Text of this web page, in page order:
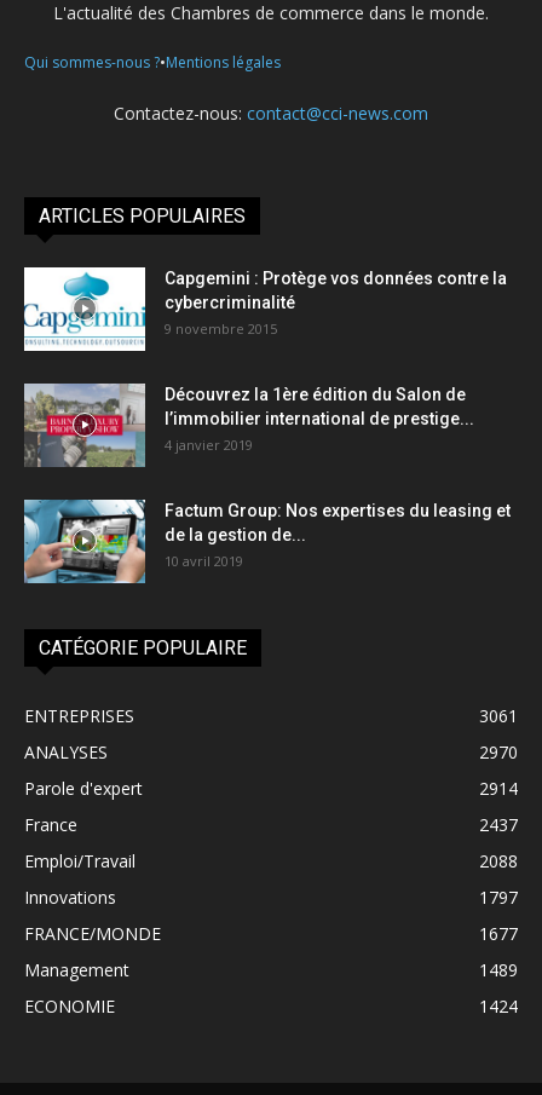
L'actualité des Chambres de commerce dans le monde.
Qui sommes-nous ?•Mentions légales
Contactez-nous: contact@cci-news.com
ARTICLES POPULAIRES
Capgemini : Protège vos données contre la
cybercriminalité
9 novembre 2015
Découvrez la 1ère édition du Salon de
l’immobilier international de prestige...
4 janvier 2019
Factum Group: Nos expertises du leasing et
de la gestion de...
10 avril 2019
CATÉGORIE POPULAIRE
ENTREPRISES
3061
ANALYSES
2970
Parole d'expert
2914
France
2437
Emploi/Travail
2088
Innovations
1797
FRANCE/MONDE
1677
Management
1489
ECONOMIE
1424